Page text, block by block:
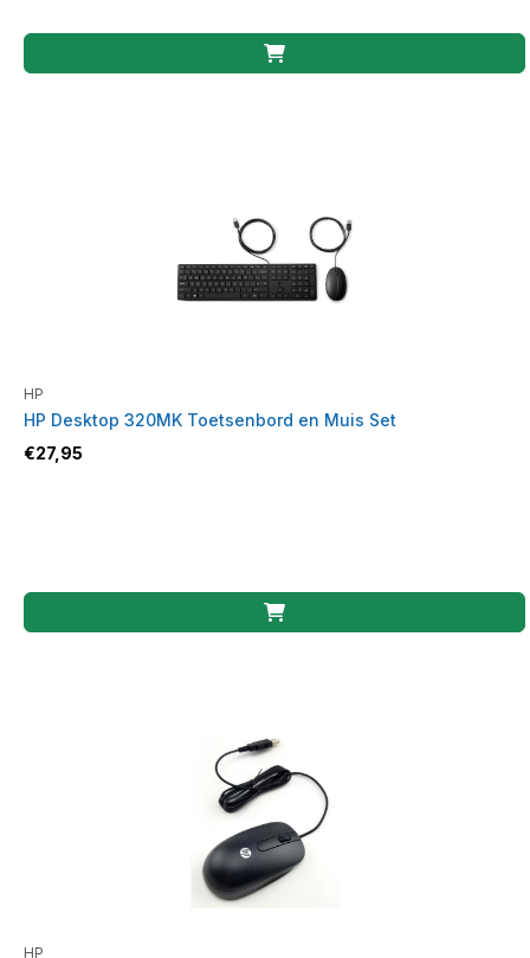
HP
HP Desktop 320MK Toetsenbord en Muis Set
€27,95
HP